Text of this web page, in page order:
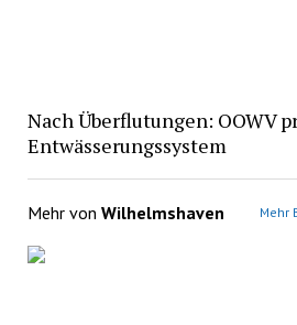
Nach Überflutungen: OOWV
Entwässerungssystem
Mehr von Wilhelmshaven Mehr